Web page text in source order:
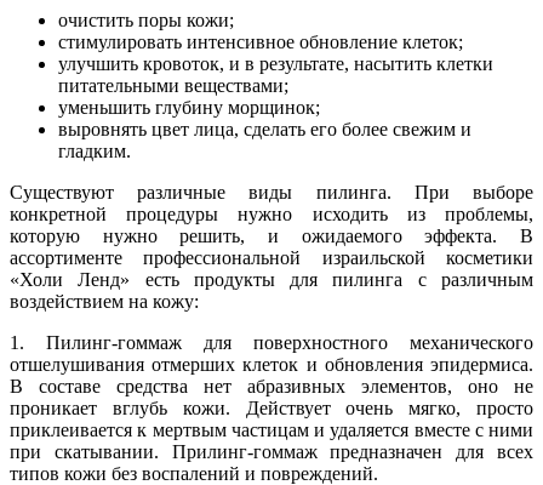
очистить поры кожи;
стимулировать интенсивное обновление клеток;
улучшить кровоток, и в результате, насытить клетки
питательными веществами;
уменьшить глубину морщинок;
выровнять цвет лица, сделать его более свежим и
гладким.
Существуют различные виды пилинга. При выборе
конкретной процедуры нужно исходить из проблемы,
которую нужно решить, и ожидаемого эффекта. В
ассортименте профессиональной израильской косметики
«Холи Ленд» есть продукты для пилинга с различным
воздействием на кожу:
1. Пилинг-гоммаж для поверхностного механического
отшелушивания отмерших клеток и обновления эпидермиса.
В составе средства нет абразивных элементов, оно не
проникает вглубь кожи. Действует очень мягко, просто
приклеивается к мертвым частицам и удаляется вместе с ними
при скатывании. Прилинг-гоммаж предназначен для всех
типов кожи без воспалений и повреждений.